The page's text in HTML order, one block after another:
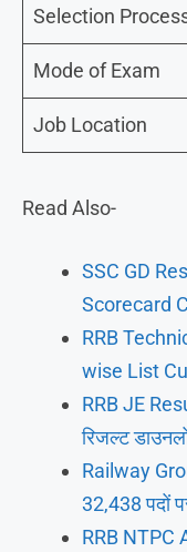
Selection
Mode of Exam
Job Location
Read Also-
SSC GD
Scorecard
RRB
wise List
RRB JE
रिजल्ट
Railway
32,438 पदों पर
RRB NTPC